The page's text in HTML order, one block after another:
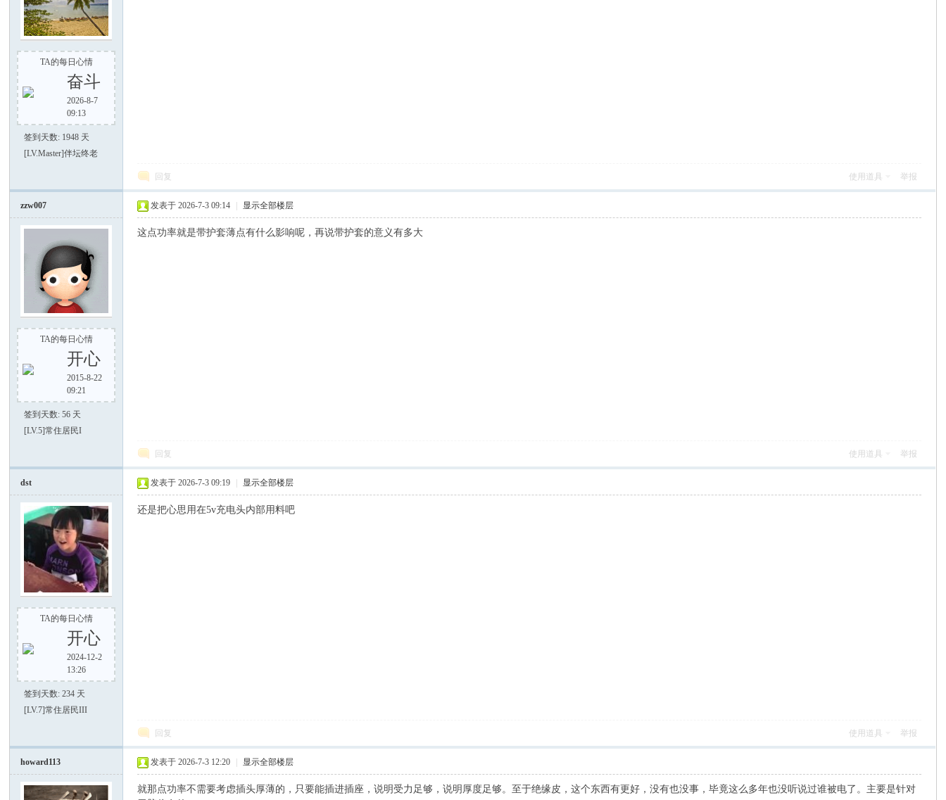
家
谈-
手
筒
爱
TA的每日心情
奋斗
2026-8-7
09:13
签到天数: 1948 天
[LV.Master]伴坛终老
回复 使用道具 举报
zzw007
TA的每日心情
开心
2015-8-22
09:21
签到天数: 56 天
[LV.5]常住居民I
发表于 2026-7-3 09:14 显示全部楼层
这点功率就是带护套薄点有什么影响呢，再说带护套的意义有多大
回复 使用道具 举报
dst
TA的每日心情
开心
2024-12-2
13:26
签到天数: 234 天
[LV.7]常住居民III
发表于 2026-7-3 09:19 显示全部楼层
还是把心思用在5v充电头内部用料吧
回复 使用道具 举报
howard113 发表于 2026-7-3 12:20 显示全部楼层
就那点功率不需要考虑插头厚薄的，只要能插进插座，说明受力足够，说明厚度足够。至于绝缘皮，这个东西有更好，没有也没事，毕竟这么多年也没听说过谁被电了。主要是针对